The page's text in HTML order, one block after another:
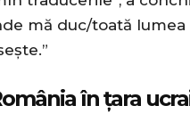
mă duc/toată
în țara